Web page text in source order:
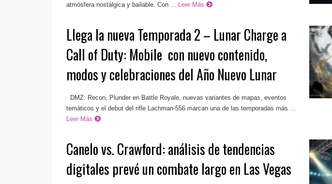
atmósfera nostálgica y bailable. Con ...
Leer Más
Llega la nueva Temporada 2 – Lunar Charge a
Call of Duty: Mobile ​ con nuevo contenido,
modos y celebraciones del Año Nuevo Lunar
DMZ: Recon, Plunder en Battle Royale, nuevas variantes de mapas, eventos
temáticos y el debut del rifle Lachman-556 marcan una de las temporadas más ...
Leer Más
Canelo vs. Crawford: análisis de tendencias
digitales prevé un combate largo en Las Vegas